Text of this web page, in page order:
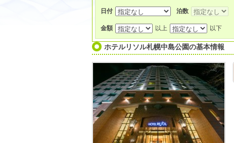
日付 泊数
金額 以上 以下
ホテルリソル札幌中島公園の基本情報